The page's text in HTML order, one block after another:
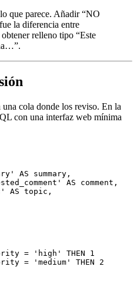
que parece. Añadir “NO
la diferencia entre
relleno tipo “Este
cola donde los reviso. En la
con una interfaz web mínima
AS summary,
AS comment,
AS topic,
= 'high' THEN 1
= 'medium' THEN 2